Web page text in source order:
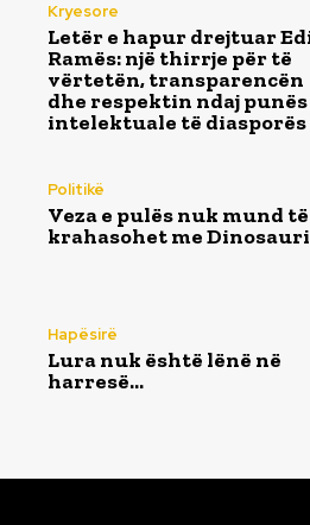
Kryesore
Letër e hapur drejtuar
Ramës: një thirrje për të
vërtetën, transparencën
dhe respektin ndaj punës
intelektuale të diasporës
Politikë
Veza e pulës nuk mund të
krahasohet me
Hapësirë
Lura nuk është lënë në
harresë…